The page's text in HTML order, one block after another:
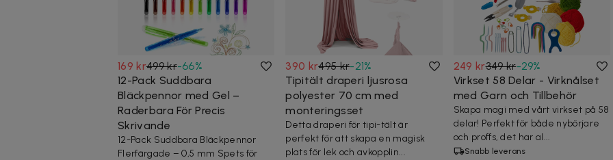
169 kr499 kr-66%
12-Pack Suddbara
Bläckpennor med Gel –
Raderbara För Precis
Skrivande
12-Pack Suddbara Bläckpennor
Flerfärgade – 0,5 mm Spets för
390 kr495 kr-21%
Tipitält draperi ljusrosa
polyester 70 cm med
monteringsset
Detta draperi för tipi-tält är
perfekt för att skapa en magisk
plats för lek och avkopplin...
249 kr349 kr-29%
Virkset 58 Delar - Virknålset
med Garn och Tillbehör
Skapa magi med vårt virkset på 58
delar! Perfekt för både nybörjare
och proffs, det har al...
Snabb leverans